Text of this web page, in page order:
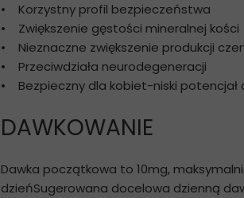
• Korzystny profil bezpieczeństwa
• Zwiększenie gęstości mineralnej kości
• Nieznaczne zwiększenie produkcji
• Przeciwdziała neurodegeneracji
• Bezpieczny dla kobiet-niski potencjał
DAWKOWANIE
Dawka początkowa to 10mg,
dzieńSugerowana docelowa dzienną